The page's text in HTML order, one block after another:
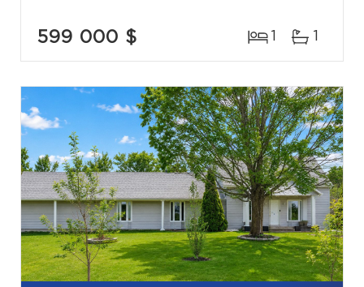
599 000 $ 1 1